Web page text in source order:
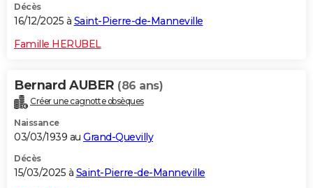
Décès
16/12/2025 à Saint-Pierre-de-Manneville
Famille HERUBEL
Bernard AUBER (86 ans)
Créer une cagnotte obsèques
Naissance
03/03/1939 au Grand-Quevilly
Décès
15/03/2025 à Saint-Pierre-de-Manneville